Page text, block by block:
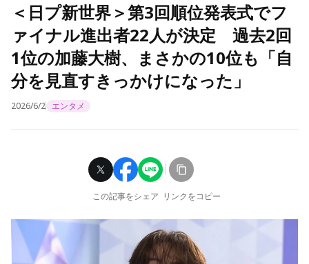
＜日プ新世界＞第3回順位発表式でフ
ァイナル進出者22人が決定 過去2回
1位の加藤大樹、まさかの10位も「自
分を見直すきっかけになった」
2026/6/2 エンタメ
この記事をシェア リンクをコピー